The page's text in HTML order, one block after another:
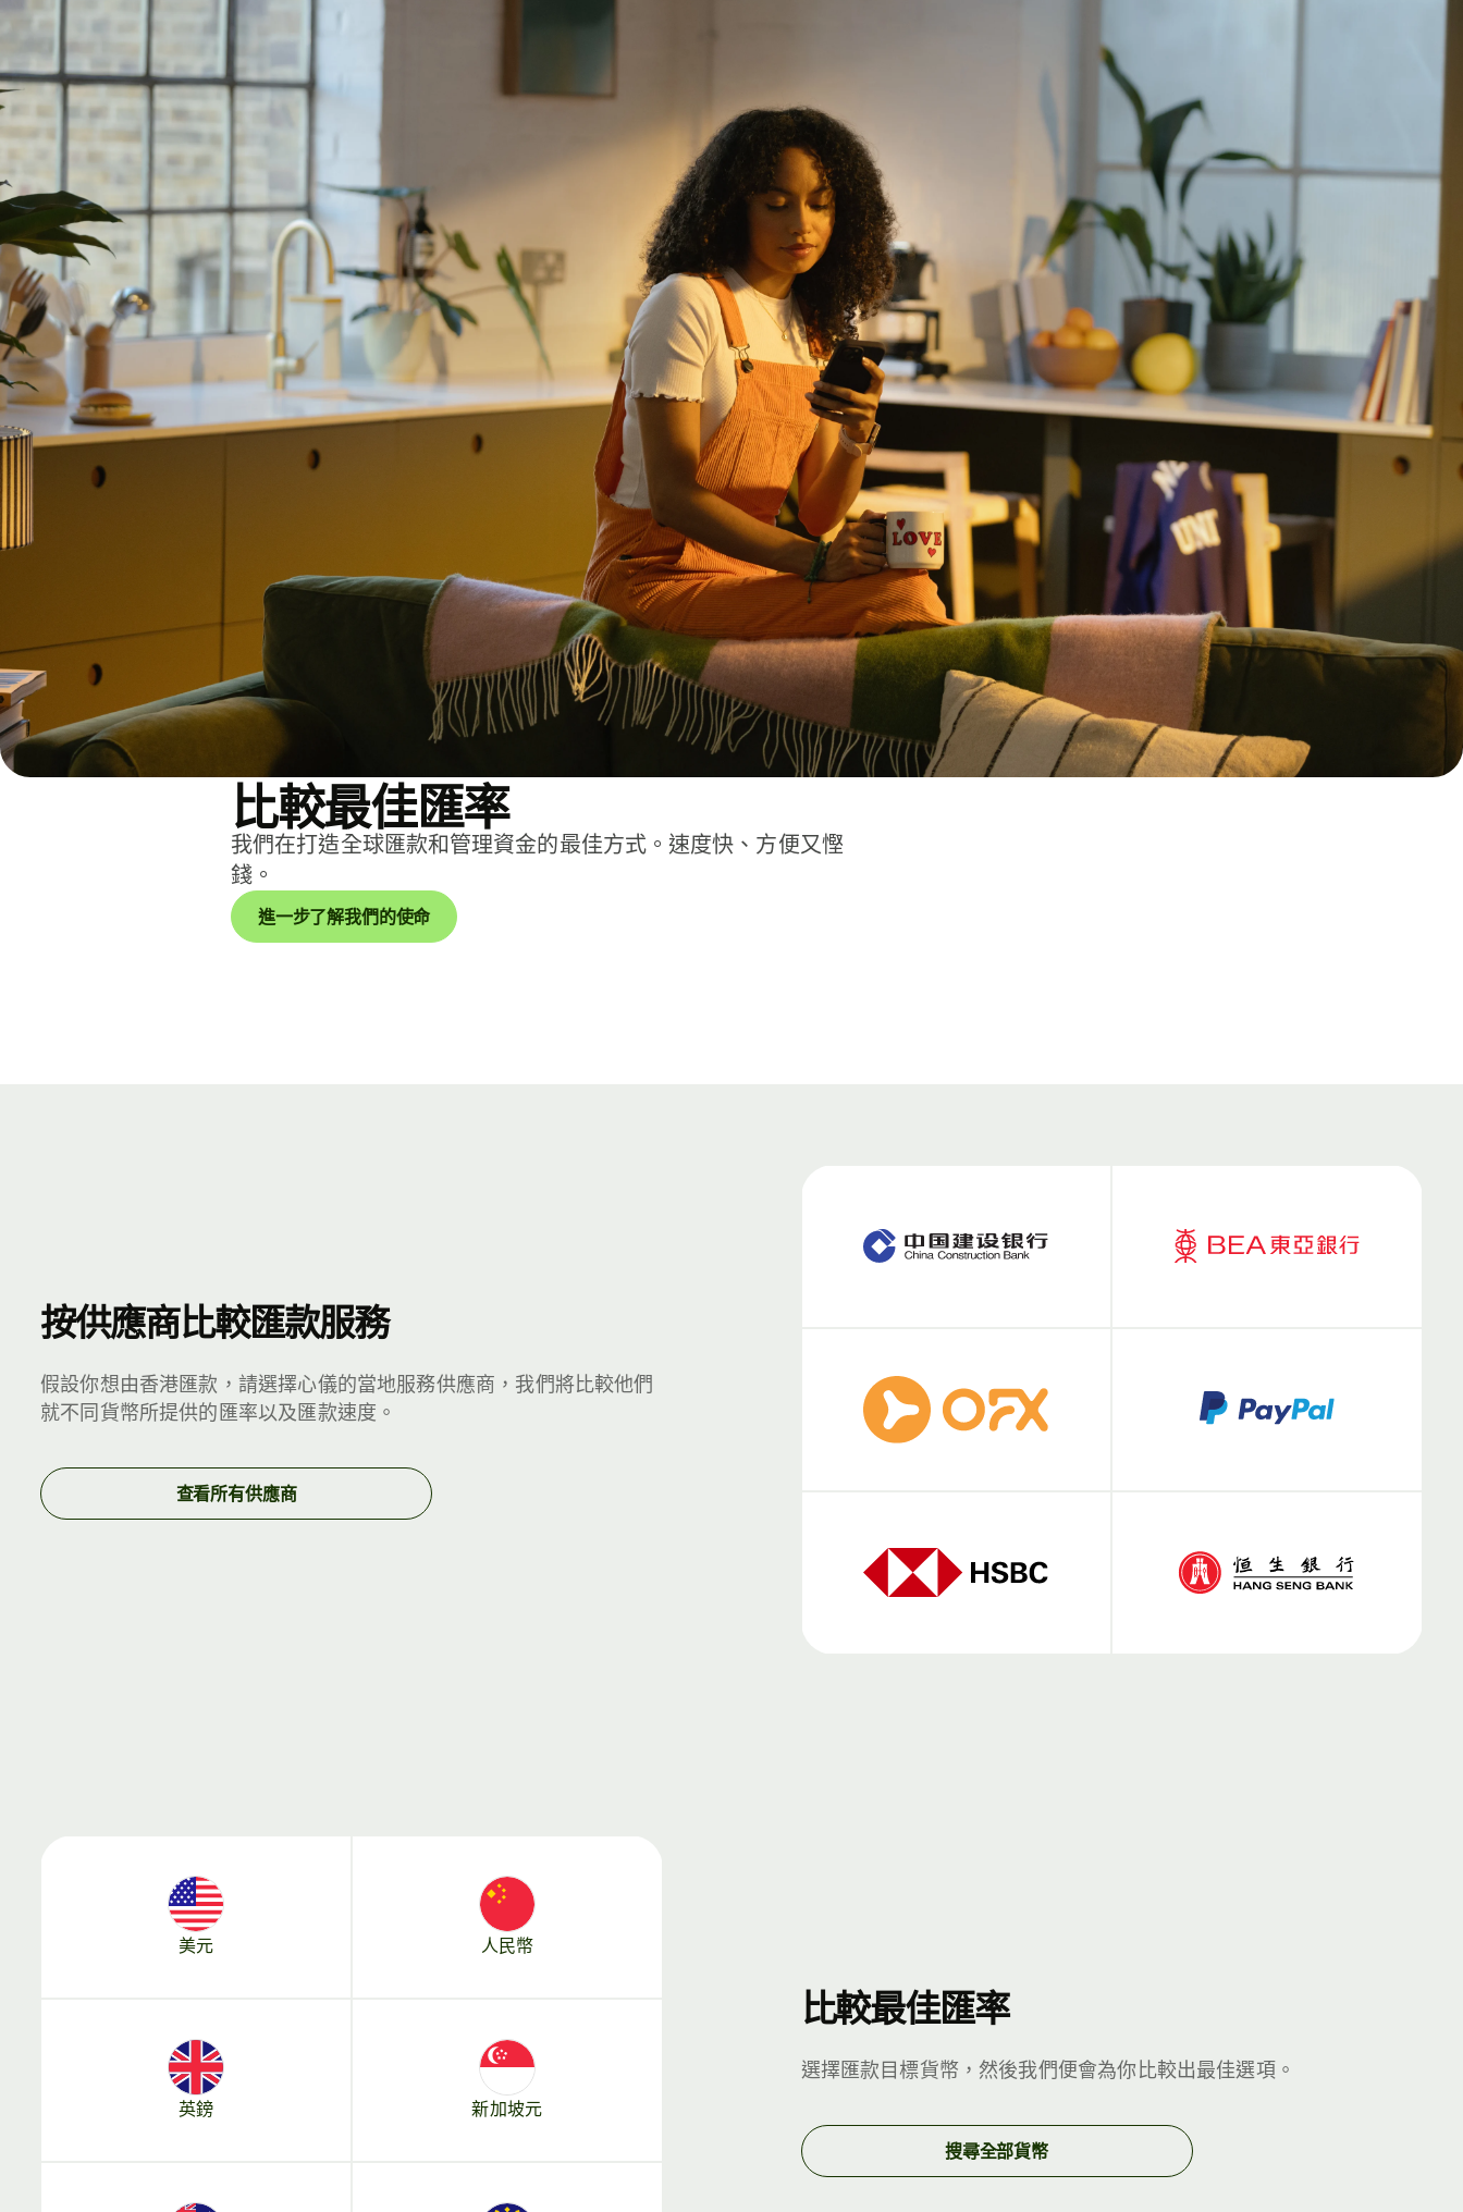
比較最佳匯率
我們在打造全球匯款和管理資金的最佳方式。速度快、方便又慳
錢。
進一步了解我們的使命
按供應商比較匯款服務
假設你想由香港匯款，請選擇心儀的當地服務供應商，我們將比較他們
就不同貨幣所提供的匯率以及匯款速度。
查看所有供應商
美元 人民幣
英鎊 新加坡元
比較最佳匯率
選擇匯款目標貨幣，然後我們便會為你比較出最佳選項。
搜尋全部貨幣